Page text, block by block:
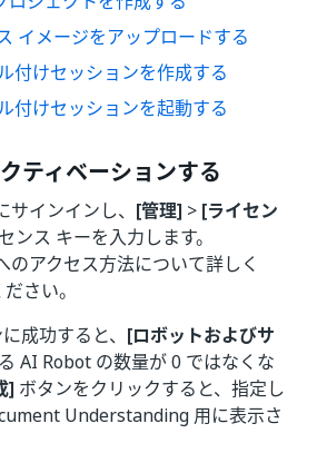
イメージをアップロードする
付けセッションを作成する
付けセッションを起動する
ティベーションする
インインし、 [管理] > [ライセン
ンス キーを入力します。
アクセス方法について詳しく
さい。
成功すると、 [ロボットおよびサ
AI Robot の数量が 0 ではなくな
] ボタンをクリックすると、指定し
Understanding 用に表示さ